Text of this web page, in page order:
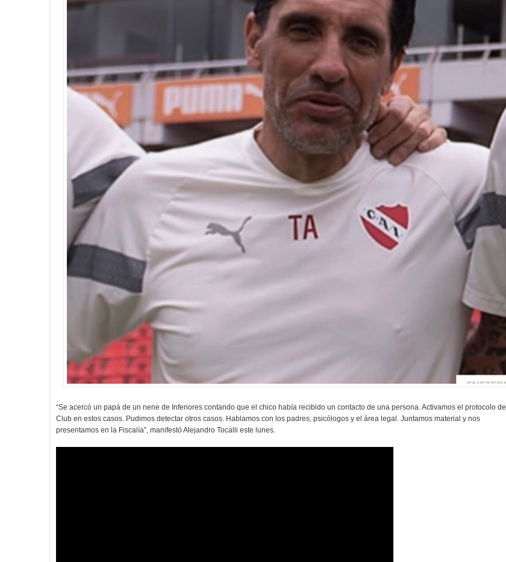
“Se acercó un papá de un nene de Inferiores contando que el chico había recibido un contacto de una persona. Activamos el protocolo del
Club en estos casos. Pudimos detectar otros casos. Hablamos con los padres, psicólogos y el área legal. Juntamos material y nos
presentamos en la Fiscalía”, manifestó Alejandro Tocalli este lunes.